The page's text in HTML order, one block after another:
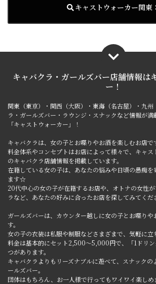
キャストウォーカー関東
キャバクラ・ガールズバー店舗情報は
ー！
関東（東京）・関西（大阪）・東海（名古屋）・九州
ラ・ガールズバー・ラウンジ・スナックなど情報が満
「キャストウォーカー」！
キャバクラは、女の子とお喋りやお酒を楽しむお店で
料金体系やコンセプトはお店によって様々で、キャ
のキャバクラ店舗情報を掲載しています。
在籍している女の子は、あなたの悩みや日頃の愚痴
ます☆
20代中心の女の子が在籍するお店や、オトナの女性
ラなど、あなたの好みに合ったお店を探してみてく
ガールズバーは、カウンター越しに女の子とお喋りや
す。
女の子の衣装は私服や制服などさまざまで、気軽に
料金は基本的にセット2,500～5,000円で、「1ドリ
つがあります。
キャバクラよりもリーズナブルに遊べて、スナックの
ールズバー。
団体はもちろん、お一人様で行ってもワイワイ楽し